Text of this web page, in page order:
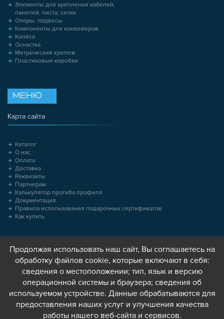
Элементы для крепления кабелей,
панелей, листа, сетки
Опоры, подвесы
Компоненты для конвейеров
Колёса
Оснастка
Метрический крепеж
Пластиковые коробки
МЕНЮ
Карта сайта
Каталог
О нас
Оплата
Доставка
Реквизиты
Партнерам
Калькулятор прогиба профиля
Документация
Правила использования подарочных сертификатов
Как купить
Продолжая использовать наш сайт, Вы соглашаетесь на
обработку файлов cookie, которые включают в себя:
сведения о местоположении; тип, язык и версию
операционной системы и браузера; сведения об
используемом устройстве. Данные обрабатываются для
предоставления наших услуг и улучшения качества
работы нашего веб-сайта и сервисов.